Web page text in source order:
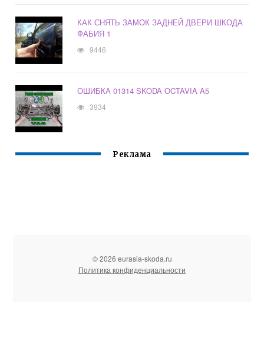
КАК СНЯТЬ ЗАМОК ЗАДНЕЙ ДВЕРИ ШКОДА
ФАБИЯ 1
9446
ОШИБКА 01314 SKODA OCTAVIA A5
3934
Реклама
© 2026 eurasia-skoda.ru
Политика конфиденциальности